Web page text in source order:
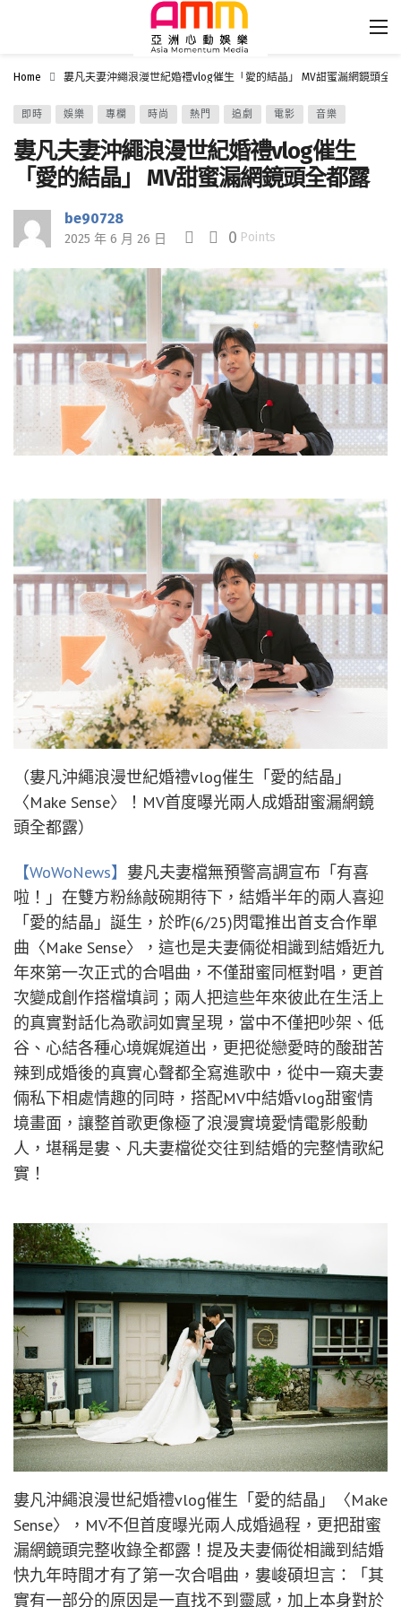
Home 婁凡夫妻沖繩浪漫世紀婚禮vlog催生「愛的結晶」 MV甜蜜漏網鏡頭全
即時 娛樂 專欄 時尚 熱門 追劇 電影 音樂
婁凡夫妻沖繩浪漫世紀婚禮vlog催生
「愛的結晶」 MV甜蜜漏網鏡頭全都露
be90728
2025 年 6 月 26 日 0 Points
（婁凡沖繩浪漫世紀婚禮vlog催生「愛的結晶」
〈Make Sense〉！MV首度曝光兩人成婚甜蜜漏網鏡
頭全都露）
【WoWoNews】 婁凡夫妻檔無預警高調宣布「有喜
啦！」在雙方粉絲敲碗期待下，結婚半年的兩人喜迎
「愛的結晶」誕生，於昨(6/25)閃電推出首支合作單
曲〈Make Sense〉，這也是夫妻倆從相識到結婚近九
年來第一次正式的合唱曲，不僅甜蜜同框對唱，更首
次變成創作搭檔填詞；兩人把這些年來彼此在生活上
的真實對話化為歌詞如實呈現，當中不僅把吵架、低
谷、心結各種心境娓娓道出，更把從戀愛時的酸甜苦
辣到成婚後的真實心聲都全寫進歌中，從中一窺夫妻
倆私下相處情趣的同時，搭配MV中結婚vlog甜蜜情
境畫面，讓整首歌更像極了浪漫實境愛情電影般動
人，堪稱是婁、凡夫妻檔從交往到結婚的完整情歌紀
實！
婁凡沖繩浪漫世紀婚禮vlog催生「愛的結晶」〈Make
Sense〉，MV不但首度曝光兩人成婚過程，更把甜蜜
漏網鏡頭完整收錄全都露！提及夫妻倆從相識到結婚
快九年時間才有了第一次合唱曲，婁峻碩坦言：「其
實有一部分的原因是一直找不到靈感，加上本身對於